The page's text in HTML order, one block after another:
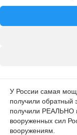
У России самая
получили обратный
получили РЕАЛЬНО
вооруженных сил
вооружениям.